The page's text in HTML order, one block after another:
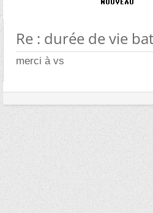
Re : durée de vie
merci à vs